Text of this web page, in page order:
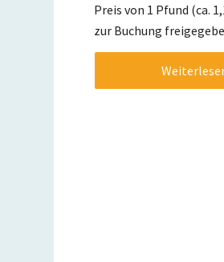
Preis von 1 Pfund (ca.
zur Buchung